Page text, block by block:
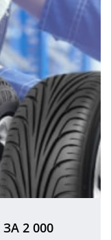
2 000